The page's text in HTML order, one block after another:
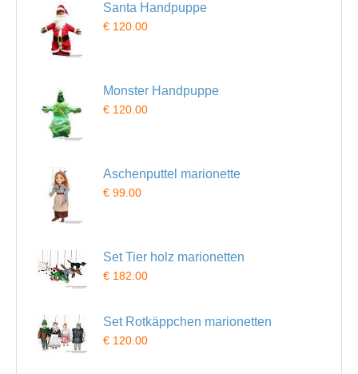
Santa Handpuppe
€ 120.00
Monster Handpuppe
€ 120.00
Aschenputtel marionette
€ 99.00
Set Tier holz marionetten
€ 182.00
Set Rotkäppchen marionetten
€ 120.00